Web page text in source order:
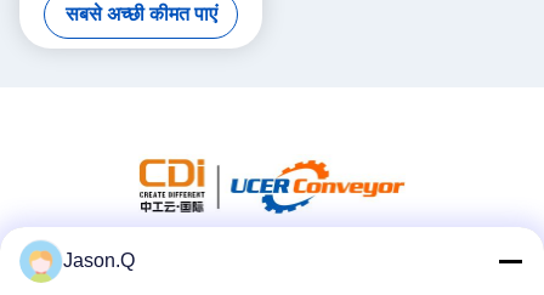
सबसे अच्छी कीमत पाएं
Jason.Q